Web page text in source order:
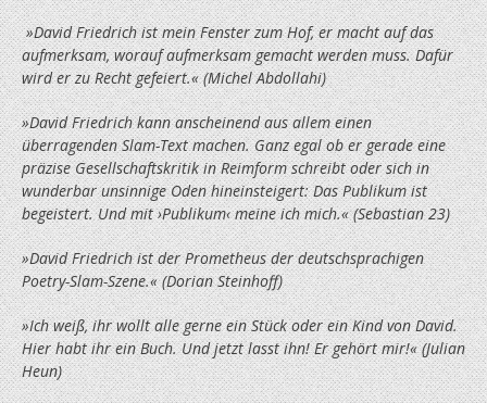
»David Friedrich ist mein Fenster zum Hof, er macht auf das
aufmerksam, worauf aufmerksam gemacht werden muss. Dafür
wird er zu Recht gefeiert.« (Michel Abdollahi)
»David Friedrich kann anscheinend aus allem einen
überragenden Slam-Text machen. Ganz egal ob er gerade eine
präzise Gesellschafts­kritik in Reimform schreibt oder sich in
wunderbar unsinnige Oden hineinsteigert: Das Publikum ist
begeistert. Und mit ›Publikum‹ meine ich mich.« (Sebastian 23)
»David Friedrich ist der Prometheus der deutschsprachigen
Poetry-Slam-Szene.« (Dorian Steinhoff)
»Ich weiß, ihr wollt alle gerne ein Stück oder ein Kind von David.
Hier habt ihr ein Buch. Und jetzt lasst ihn! Er gehört mir!« (Julian
Heun)